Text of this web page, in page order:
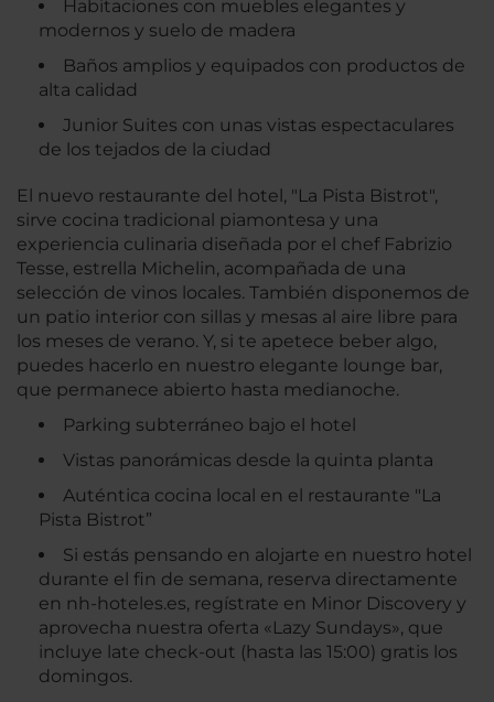
Habitaciones con muebles elegantes y
modernos y suelo de madera
Baños amplios y equipados con productos de
alta calidad
Junior Suites con unas vistas espectaculares
de los tejados de la ciudad
El nuevo restaurante del hotel, "La Pista Bistrot",
sirve cocina tradicional piamontesa y una
experiencia culinaria diseñada por el chef Fabrizio
Tesse, estrella Michelin, acompañada de una
selección de vinos locales. También disponemos de
un patio interior con sillas y mesas al aire libre para
los meses de verano. Y, si te apetece beber algo,
puedes hacerlo en nuestro elegante lounge bar,
que permanece abierto hasta medianoche.
Parking subterráneo bajo el hotel
Vistas panorámicas desde la quinta planta
Auténtica cocina local en el restaurante "La
Pista Bistrot”
Si estás pensando en alojarte en nuestro hotel
durante el fin de semana, reserva directamente
en nh-hoteles.es, regístrate en Minor Discovery y
aprovecha nuestra oferta «Lazy Sundays», que
incluye late check-out (hasta las 15:00) gratis los
domingos.